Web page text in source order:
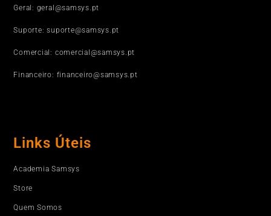
Geral: geral@samsys.pt
Suporte: suporte@samsys.pt
Comercial: comercial@samsys.pt
Financeiro: financeiro@samsys.pt
Links Úteis
Academia Samsys
Store
Quem Somos